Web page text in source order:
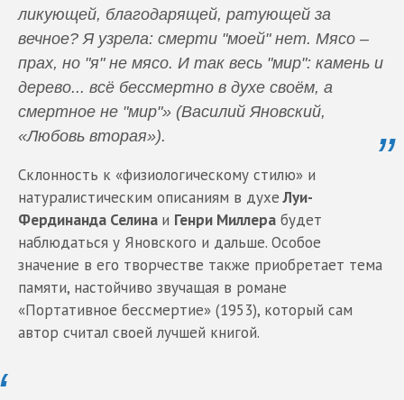
ликующей, благодарящей, ратующей за
вечное? Я узрела: смерти "моей" нет. Мясо –
прах, но "я" не мясо. И так весь "мир": камень и
дерево... всё бессмертно в духе своём, а
смертное не "мир"» (Василий Яновский,
«Любовь вторая»).
Склонность к «физиологическому стилю» и
натуралистическим описаниям в духеЛуи-
Фердинанда Селина и Генри Миллера будет
наблюдаться у Яновского и дальше. Особое
значение в его творчестве также приобретает тема
памяти, настойчиво звучащая в романе
«Портативное бессмертие» (1953), который сам
автор считал своей лучшей книгой.